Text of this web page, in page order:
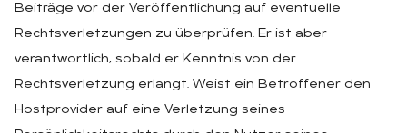
Beiträge vor der Veröffentlichung auf eventuelle
Rechtsverletzungen zu überprüfen. Er ist aber
verantwortlich, sobald er Kenntnis von der
Rechtsverletzung erlangt. Weist ein Betroffener den
Hostprovider auf eine Verletzung seines